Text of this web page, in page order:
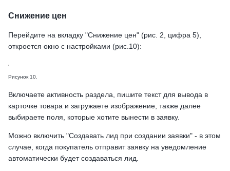
Снижение цен
Перейдите на вкладку "Снижение цен" (рис. 2, цифра 5),
откроется окно с настройками (рис.10):
Рисунок 10.
Включаете активность раздела, пишите текст для вывода в
карточке товара и загружаете изображение, также далее
выбираете поля, которые хотите вынести в заявку.
Можно включить "Создавать лид при создании заявки" - в этом
случае, когда покупатель отправит заявку на уведомление
автоматически будет создаваться лид.